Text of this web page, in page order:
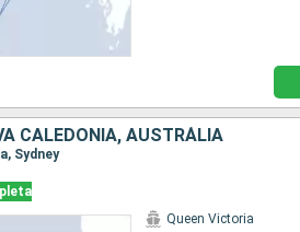
CALEDÔNIA, AUSTRÁLIA
Sydney
Queen Victoria